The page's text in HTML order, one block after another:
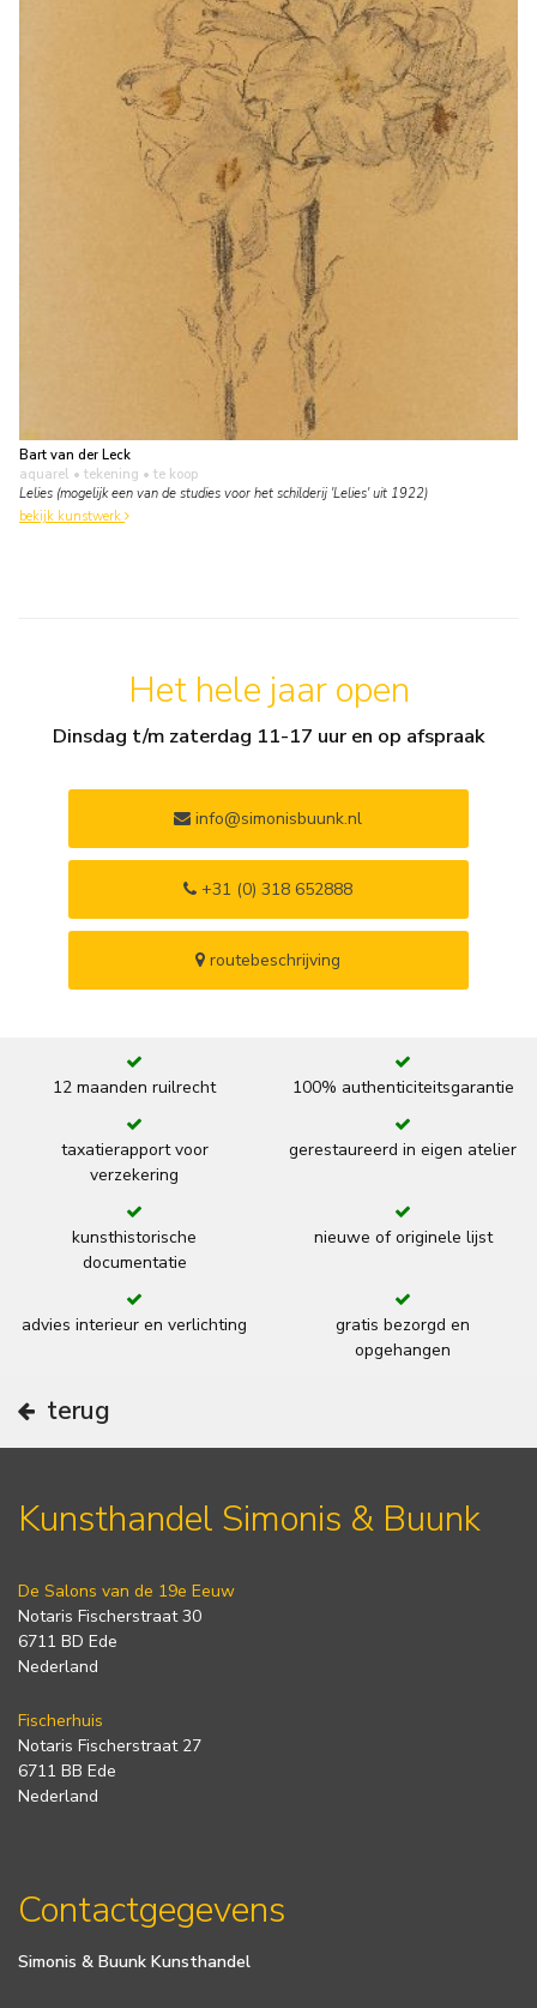
Bart van der Leck
aquarel • tekening • te koop
Lelies (mogelijk een van de studies voor het schilderij 'Lelies' uit 1922)
bekijk kunstwerk
Het hele jaar open
Dinsdag t/m zaterdag 11-17 uur en op afspraak
info@simonisbuunk.nl
+31 (0) 318 652888
routebeschrijving
12 maanden ruilrecht 100% authenticiteitsgarantie
taxatierapport voor
verzekering
gerestaureerd in eigen atelier
kunsthistorische
documentatie
nieuwe of originele lijst
advies interieur en verlichting
gratis bezorgd en
opgehangen
terug
Kunsthandel Simonis & Buunk
De Salons van de 19e Eeuw
Notaris Fischerstraat 30
6711 BD Ede
Nederland
Fischerhuis
Notaris Fischerstraat 27
6711 BB Ede
Nederland
Contactgegevens
Simonis & Buunk Kunsthandel